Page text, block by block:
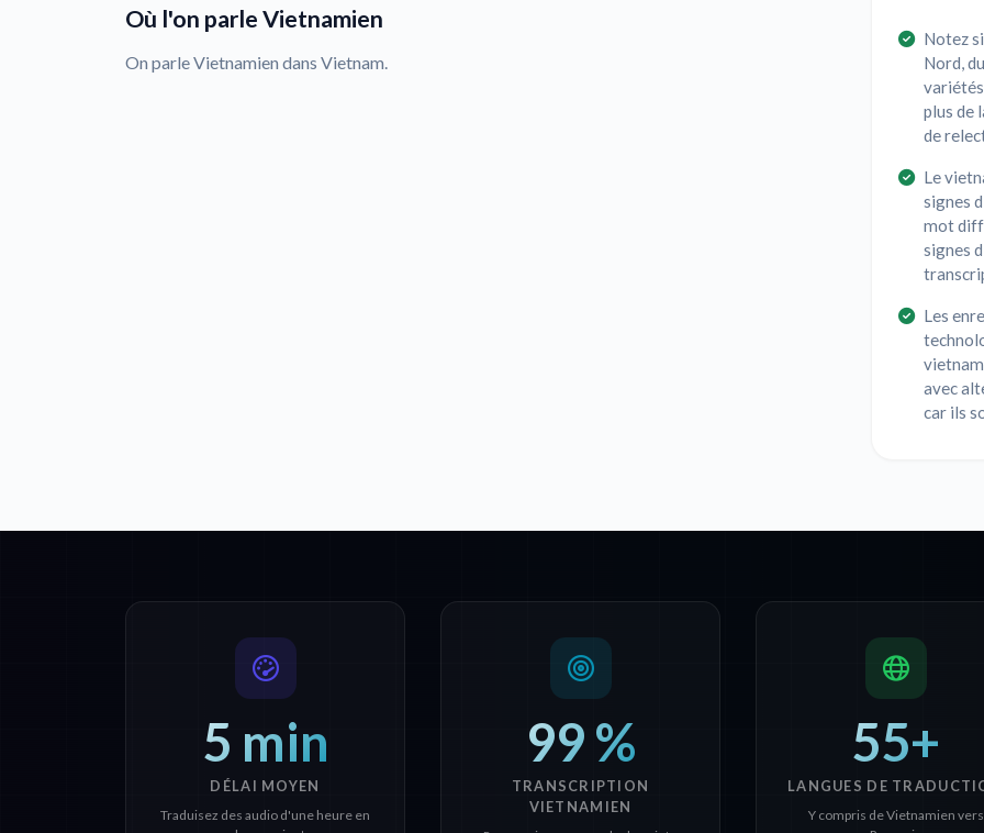
Où l'on parle Vietnamien
On parle Vietnamien dans Vietnam.
Notez
Nord,
plus de
de
Le
signes
mot
signes
Les
avec
car ils
5 min
DÉLAI MOYEN
Traduisez des audio d'une heure en
99 %
TRANSCRIPTION
VIETNAMIEN
55+
LANGUES DE
Y compris de Vietnamien vers